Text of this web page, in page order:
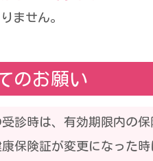
ません。
のお願い
診時は、有効期限内の
保険証が変更になった